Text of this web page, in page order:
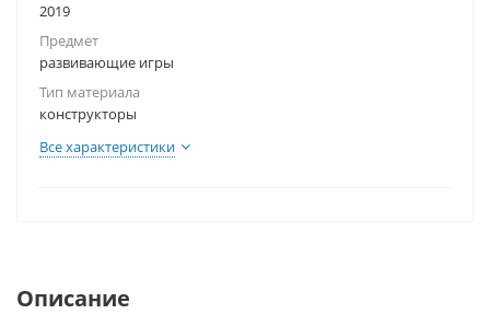
2019
Предмет
развивающие игры
Тип материала
конструкторы
Все характеристики
Описание